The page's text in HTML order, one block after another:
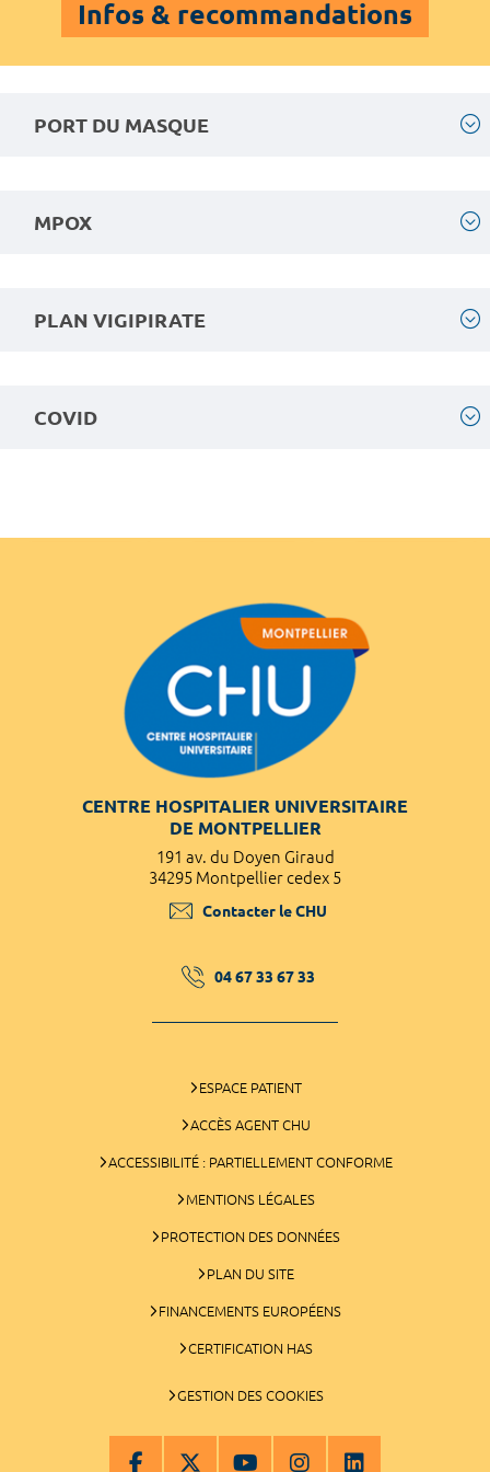
Infos & recommandations
PORT DU MASQUE
MPOX
PLAN VIGIPIRATE
COVID
CENTRE HOSPITALIER UNIVERSITAIRE
DE MONTPELLIER
191 av. du Doyen Giraud
34295 Montpellier cedex 5
Contacter le CHU
04 67 33 67 33
ESPACE PATIENT
ACCÈS AGENT CHU
ACCESSIBILITÉ : PARTIELLEMENT CONFORME
MENTIONS LÉGALES
PROTECTION DES DONNÉES
PLAN DU SITE
FINANCEMENTS EUROPÉENS
CERTIFICATION HAS
GESTION DES COOKIES